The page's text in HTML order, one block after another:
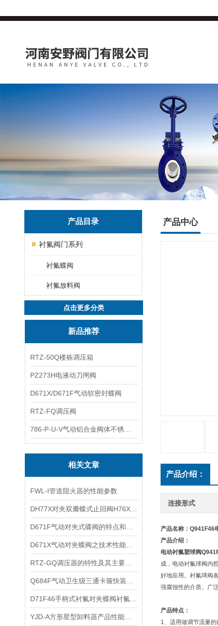
产品目录
衬氟阀门系列
衬氟蝶阀
衬氟放料阀
点击更多分类
新品推荐
RTZ-50Q楼栋调压箱
PZ273H电液动刀闸阀
D671X/D671F气动软密封蝶阀
RTZ-FQ调压阀
相关文章
​FWL-I管道阻火器的性能参数
产品中心
产品介绍：
连接形式
产品名称：Q941F46
产品介绍：
电动衬氟塑球阀
成，电动衬氟球阀内
好地应用。衬氟球阀
强腐蚀性的介质。广
产品特点：
1、适用做调节流量